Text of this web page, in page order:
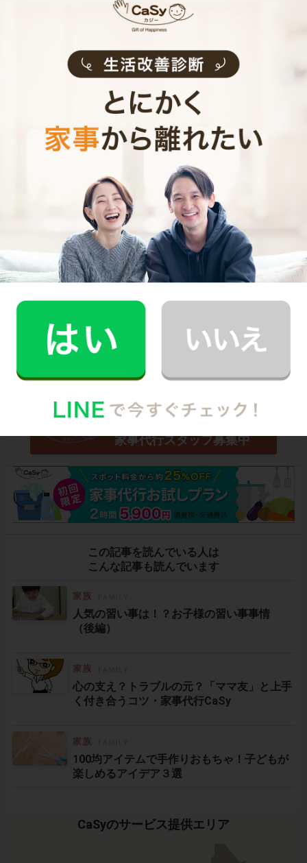
シンプルでお財布に優しい料金体系
スマホだけで24時間365日依頼可能（電話･事前訪問なし）
スタッフ･お客様双方への本人確認で安全
万が一の物損も損害保険があるから安心
い…、どんなスタッフが来るのか不安…といった方のため
用意しております。
少しでも興味を持っていただけましたら、CaSyで家事代
行デビューしてみませんか？
Written by
スマホでサクッと頼める！
家事代行スタッフ募集中
この記事を読んでいる人は
こんな記事も読んでいます
人気の習い事は！？お子様の習い事事情
（後編）
心の支え？トラブルの元？「ママ友」と上手
く付き合うコツ・家事代行CaSy
100均アイテムで手作りおもちゃ！子どもが
楽しめるアイデア３選
CaSyのサービス提供エリア